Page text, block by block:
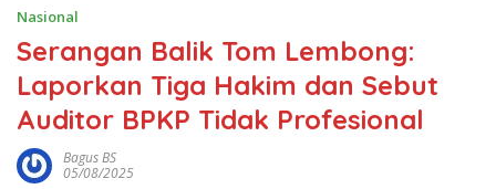
Nasional
Serangan Balik Tom Lembong:
Laporkan Tiga Hakim dan Sebut
Auditor BPKP Tidak Profesional
Bagus BS
05/08/2025